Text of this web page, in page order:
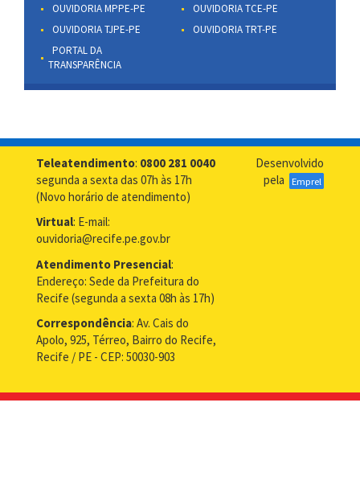
OUVIDORIA MPPE-PE
OUVIDORIA TCE-PE
OUVIDORIA TJPE-PE
OUVIDORIA TRT-PE
PORTAL DA
TRANSPARÊNCIA
Teleatendimento: 0800 281 0040
segunda a sexta das 07h às 17h
(Novo horário de atendimento)
Virtual: E-mail:
ouvidoria@recife.pe.gov.br
Atendimento Presencial:
Endereço: Sede da Prefeitura do
Recife (segunda a sexta 08h às 17h)
Correspondência: Av. Cais do
Apolo, 925, Térreo, Bairro do Recife,
Recife / PE - CEP: 50030-903
Desenvolvido
pela
Emprel